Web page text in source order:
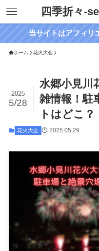
四季折々-
当サイトはアフィリ
ホーム 花火大会
水郷小見川
雑情報！駐
トはどこ？
2025
5/28
花火大会 2025.05.29